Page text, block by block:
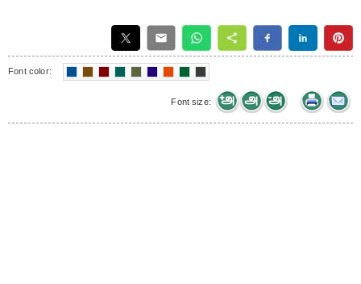
Font color:
Font size: